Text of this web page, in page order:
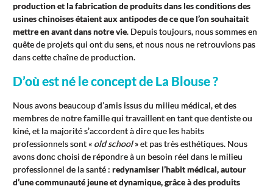
production et la fabrication de produits dans les conditions des
usines chinoises étaient aux antipodes de ce que l’on souhaitait
mettre en avant dans notre vie. Depuis toujours, nous sommes en
quête de projets qui ont du sens, et nous nous ne retrouvions pas
dans cette chaîne de production.
D’où est né le concept de La Blouse ?
Nous avons beaucoup d’amis issus du milieu médical, et des
membres de notre famille qui travaillent en tant que dentiste ou
kiné, et la majorité s’accordent à dire que les habits
professionnels sont « old school» et pas très esthétiques. Nous
avons donc choisi de répondre à un besoin réel dans le milieu
professionnel de la santé : redynamiser l’habit médical, autour
d’une communauté jeune et dynamique, grâce à des produits